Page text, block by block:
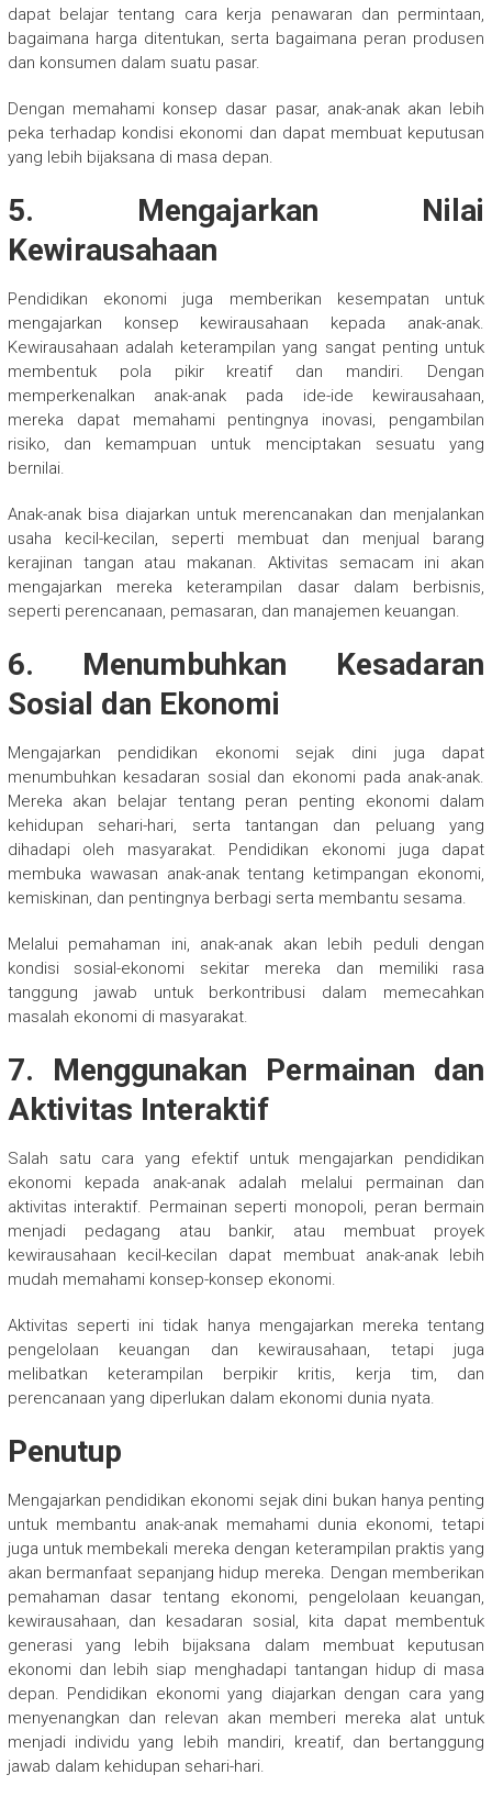
dapat belajar tentang cara kerja penawaran dan permintaan,
bagaimana harga ditentukan, serta bagaimana peran produsen
dan konsumen dalam suatu pasar.
Dengan memahami konsep dasar pasar, anak-anak akan lebih
peka terhadap kondisi ekonomi dan dapat membuat keputusan
yang lebih bijaksana di masa depan.
5. Mengajarkan Nilai
Kewirausahaan
Pendidikan ekonomi juga memberikan kesempatan untuk
mengajarkan konsep kewirausahaan kepada anak-anak.
Kewirausahaan adalah keterampilan yang sangat penting untuk
membentuk pola pikir kreatif dan mandiri. Dengan
memperkenalkan anak-anak pada ide-ide kewirausahaan,
mereka dapat memahami pentingnya inovasi, pengambilan
risiko, dan kemampuan untuk menciptakan sesuatu yang
bernilai.
Anak-anak bisa diajarkan untuk merencanakan dan menjalankan
usaha kecil-kecilan, seperti membuat dan menjual barang
kerajinan tangan atau makanan. Aktivitas semacam ini akan
mengajarkan mereka keterampilan dasar dalam berbisnis,
seperti perencanaan, pemasaran, dan manajemen keuangan.
6. Menumbuhkan Kesadaran
Sosial dan Ekonomi
Mengajarkan pendidikan ekonomi sejak dini juga dapat
menumbuhkan kesadaran sosial dan ekonomi pada anak-anak.
Mereka akan belajar tentang peran penting ekonomi dalam
kehidupan sehari-hari, serta tantangan dan peluang yang
dihadapi oleh masyarakat. Pendidikan ekonomi juga dapat
membuka wawasan anak-anak tentang ketimpangan ekonomi,
kemiskinan, dan pentingnya berbagi serta membantu sesama.
Melalui pemahaman ini, anak-anak akan lebih peduli dengan
kondisi sosial-ekonomi sekitar mereka dan memiliki rasa
tanggung jawab untuk berkontribusi dalam memecahkan
masalah ekonomi di masyarakat.
7. Menggunakan Permainan dan
Aktivitas Interaktif
Salah satu cara yang efektif untuk mengajarkan pendidikan
ekonomi kepada anak-anak adalah melalui permainan dan
aktivitas interaktif. Permainan seperti monopoli, peran bermain
menjadi pedagang atau bankir, atau membuat proyek
kewirausahaan kecil-kecilan dapat membuat anak-anak lebih
mudah memahami konsep-konsep ekonomi.
Aktivitas seperti ini tidak hanya mengajarkan mereka tentang
pengelolaan keuangan dan kewirausahaan, tetapi juga
melibatkan keterampilan berpikir kritis, kerja tim, dan
perencanaan yang diperlukan dalam ekonomi dunia nyata.
Penutup
Mengajarkan pendidikan ekonomi sejak dini bukan hanya penting
untuk membantu anak-anak memahami dunia ekonomi, tetapi
juga untuk membekali mereka dengan keterampilan praktis yang
akan bermanfaat sepanjang hidup mereka. Dengan memberikan
pemahaman dasar tentang ekonomi, pengelolaan keuangan,
kewirausahaan, dan kesadaran sosial, kita dapat membentuk
generasi yang lebih bijaksana dalam membuat keputusan
ekonomi dan lebih siap menghadapi tantangan hidup di masa
depan. Pendidikan ekonomi yang diajarkan dengan cara yang
menyenangkan dan relevan akan memberi mereka alat untuk
menjadi individu yang lebih mandiri, kreatif, dan bertanggung
jawab dalam kehidupan sehari-hari.